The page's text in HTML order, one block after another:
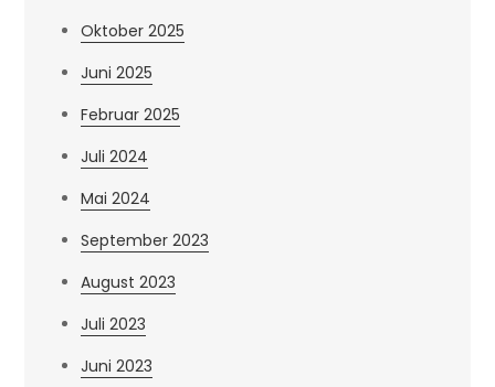
Oktober 2025
Juni 2025
Februar 2025
Juli 2024
Mai 2024
September 2023
August 2023
Juli 2023
Juni 2023